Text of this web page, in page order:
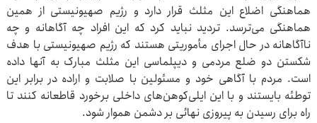
هماهنگی اضلاع این مثلث قرار دارد و رژیم صهیونیستی از همین
هماهنگی می‌ترسد. تردید نباید کرد که این افراد چه آگاهانه و چه
ناآگاهانه در حال اجرای مأموریتی هستند که رژیم صهیونیستی با هدف
شکستن دو ضلع مردمی و دیپلماسی این مثلث مبارک به آنها داده
است. مردم با آگاهی خود و مسئولین با صلابت و اراده در برابر این
توطئه بایستند و با این ایلی‌کوهن‌های داخلی برخورد قاطعانه کنند تا
راه برای رسیدن به پیروزی نهائی بر دشمن هموار شود.